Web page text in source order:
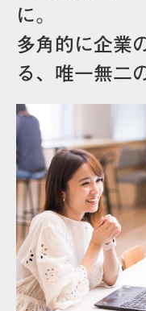
に。
多角的に企業
る、唯一無二